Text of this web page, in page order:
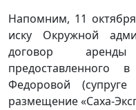
Напомним, 11
иску Окружной
договор
Федоровой
размещение «Саха-